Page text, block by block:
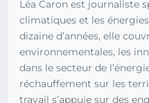
Léa Caron est journaliste
climatiques et les
dizaine d’années, elle
environnementales, les
dans le secteur de
réchauffement sur les
travail s’appuie sur des